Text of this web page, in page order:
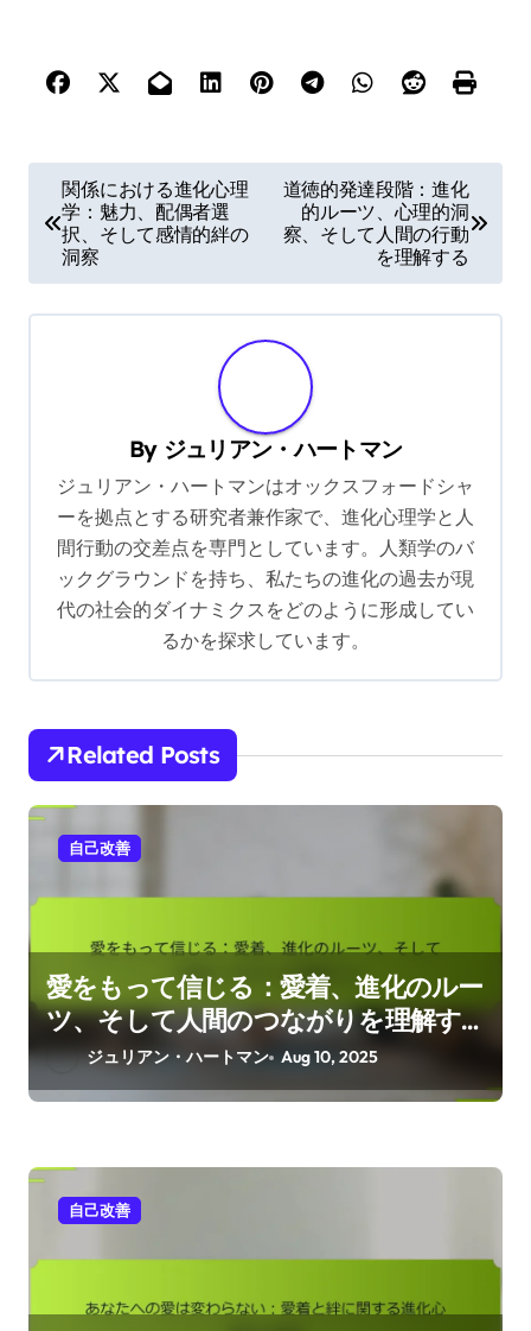
o
n
関係における進化心理
学：魅力、配偶者選
択、そして感情的絆の
洞察
道徳的発達段階：進化
的ルーツ、心理的洞
察、そして人間の行動
を理解する
By ジュリアン・ハートマン
ジュリアン・ハートマンはオックスフォードシャ
ーを拠点とする研究者兼作家で、進化心理学と人
間行動の交差点を専門としています。人類学のバ
ックグラウンドを持ち、私たちの進化の過去が現
代の社会的ダイナミクスをどのように形成してい
るかを探求しています。
Related Posts
自己改善
愛をもって信じる：愛着、進化のルー
ツ、そして人間のつながりを理解す
る
ジュリアン・ハートマン Aug 10, 2025
自己改善